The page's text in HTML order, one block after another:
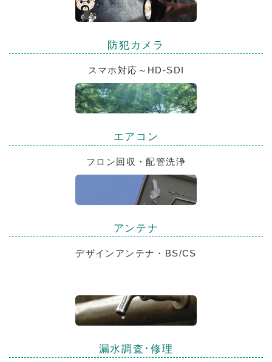
防犯カメラ
スマホ対応～HD-SDI
エアコン
フロン回収・配管洗浄
アンテナ
デザインアンテナ・BS/CS
漏水調査･修理